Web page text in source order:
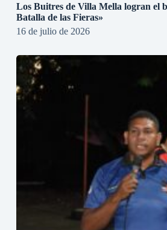
Los Buitres de Villa Mella logran el
Batalla de las Fieras»
16 de julio de 2026